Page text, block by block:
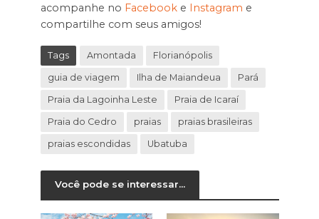
acompanhe no Facebooke Instagram e
compartilhe com seus amigos!
Tags Amontada Florianópolis
guia de viagem Ilha de Maiandeua Pará
Praia da Lagoinha Leste Praia de Icaraí
Praia do Cedro praias praias brasileiras
praias escondidas Ubatuba
Você pode se interessar...